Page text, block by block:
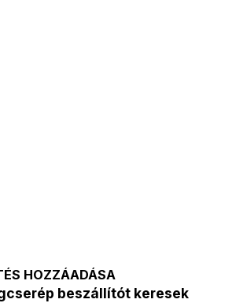
HOZZÁADÁSA
beszállítót keresek